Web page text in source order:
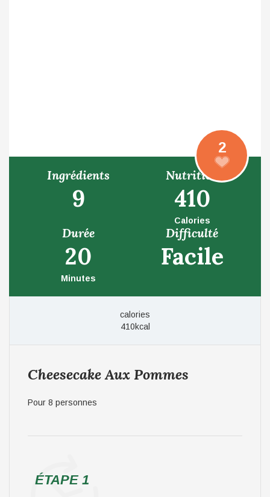
2
Ingrédients
9
Nutrition
410
Calories
Durée
20
Minutes
Difficulté
Facile
calories
410kcal
Cheesecake Aux Pommes
Pour 8 personnes
ÉTAPE 1